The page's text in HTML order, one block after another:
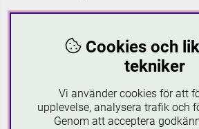
Onsdag: 08 -
Torsdag: 08 - 18
Fredag: 08-16.30
Söndagar: 12-16
Läs mer om
Cookies och
tekniker
Vi använder cookies för att
upplevelse, analysera trafik och
Genom att acceptera